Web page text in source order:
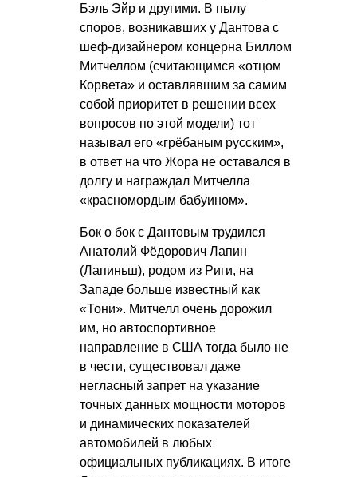
Бэль Эйр и другими. В пылу
споров, возникавших у Дантова с
шеф-дизайнером концерна Биллом
Митчеллом (считающимся «отцом
Корвета» и оставлявшим за самим
собой приоритет в решении всех
вопросов по этой модели) тот
называл его «грёбаным русским»,
в ответ на что Жора не оставался в
долгу и награждал Митчелла
«красномордым бабуином».
Бок о бок с Дантовым трудился
Анатолий Фёдорович Лапин
(Лапиньш), родом из Риги, на
Западе больше известный как
«Тони». Митчелл очень дорожил
им, но автоспортивное
направление в США тогда было не
в чести, существовал даже
негласный запрет на указание
точных данных мощности моторов
и динамических показателей
автомобилей в любых
официальных публикациях. В итоге